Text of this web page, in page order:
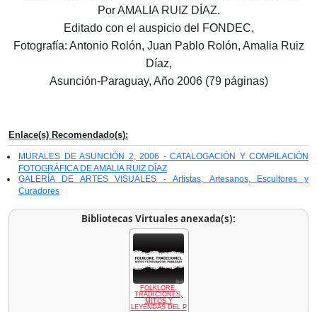
Por AMALIA RUIZ DÍAZ.
Editado con el auspicio del FONDEC,
Fotografía: Antonio Rolón, Juan Pablo Rolón, Amalia Ruiz
Díaz,
Asunción-Paraguay, Año 2006 (79 páginas)
Enlace(s) Recomendado(s):
MURALES DE ASUNCIÓN 2, 2006 - CATALOGACIÓN Y COMPILACIÓN
FOTOGRÁFICA DE AMALIA RUIZ DÍAZ
GALERÍA DE ARTES VISUALES - Artistas, Artesanos, Escultores y
Curadores
Bibliotecas Virtuales anexada(s):
FOLKLORE,
TRADICIONES,
MITOS Y
LEYENDAS DEL P